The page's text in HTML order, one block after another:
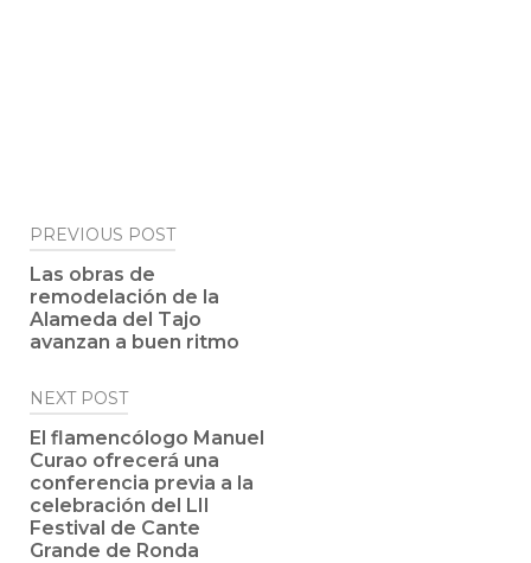
Post
navigation
PREVIOUS POST
Las obras de
remodelación de la
Alameda del Tajo
avanzan a buen ritmo
NEXT POST
El flamencólogo Manuel
Curao ofrecerá una
conferencia previa a la
celebración del LII
Festival de Cante
Grande de Ronda